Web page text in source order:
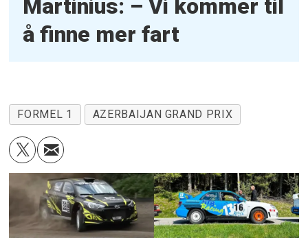
Martinius: – Vi kommer til
å finne mer fart
FORMEL 1 AZERBAIJAN GRAND PRIX